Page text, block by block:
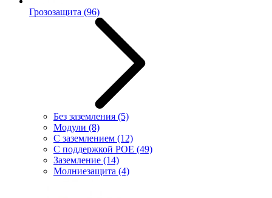
Грозозащита (96)
Без заземления (5)
Модули (8)
С заземлением (12)
С поддержкой POE (49)
Заземление (14)
Молниезащита (4)